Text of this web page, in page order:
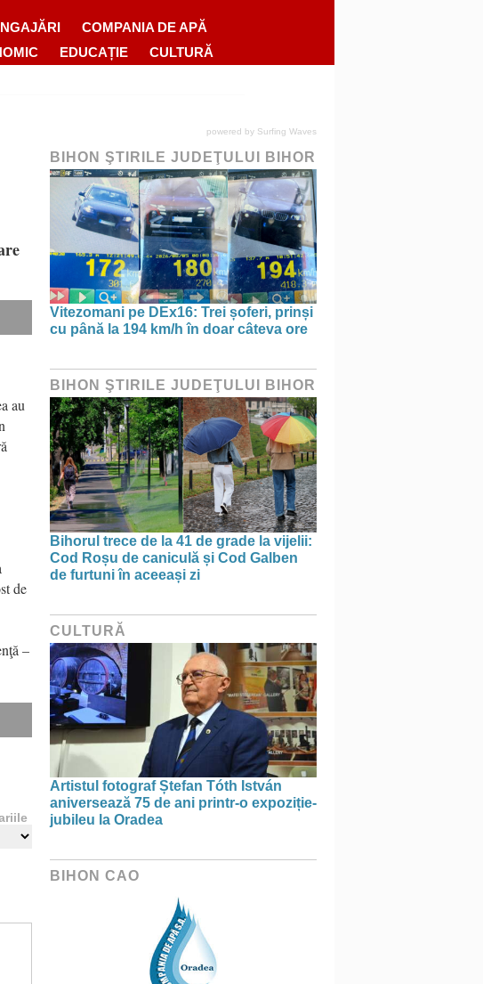
COMPANIA DE APĂ
EDUCAȚIE CULTURĂ
au
de
–
powered by Surfing Waves
BIHON ŞTIRILE JUDEŢULUI BIHOR
Vitezomani pe DEx16: Trei șoferi, prinși
cu până la 194 km/h în doar câteva ore
BIHON ŞTIRILE JUDEŢULUI BIHOR
Bihorul trece de la 41 de grade la vijelii:
Cod Roșu de caniculă și Cod Galben
de furtuni în aceeași zi
CULTURĂ
Artistul fotograf Ștefan Tóth István
aniversează 75 de ani printr-o expoziție-
jubileu la Oradea
BIHON CAO